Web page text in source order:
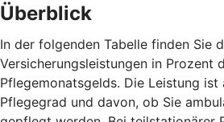
Überblick
In der folgenden Tabelle finden Sie
Versicherungsleistungen in Prozent
Pflegemonatsgelds. Die Leistung ist
Pflegegrad und davon, ob Sie